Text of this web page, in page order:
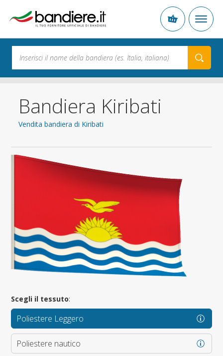
Bandiera Kiribati
Vendita bandiera di Kiribati
Scegli il tessuto:
Poliestere Leggero
Poliestere nautico